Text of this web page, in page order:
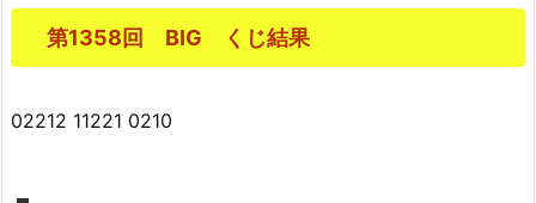
第1358回 BIG くじ結果
02212 11221 0210